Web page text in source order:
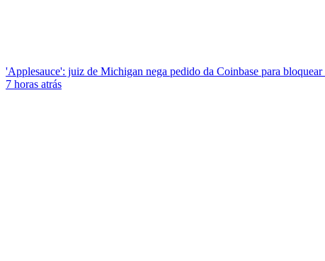
'Applesauce': juiz de Michigan nega pedido da Coinbase para
7 horas atrás